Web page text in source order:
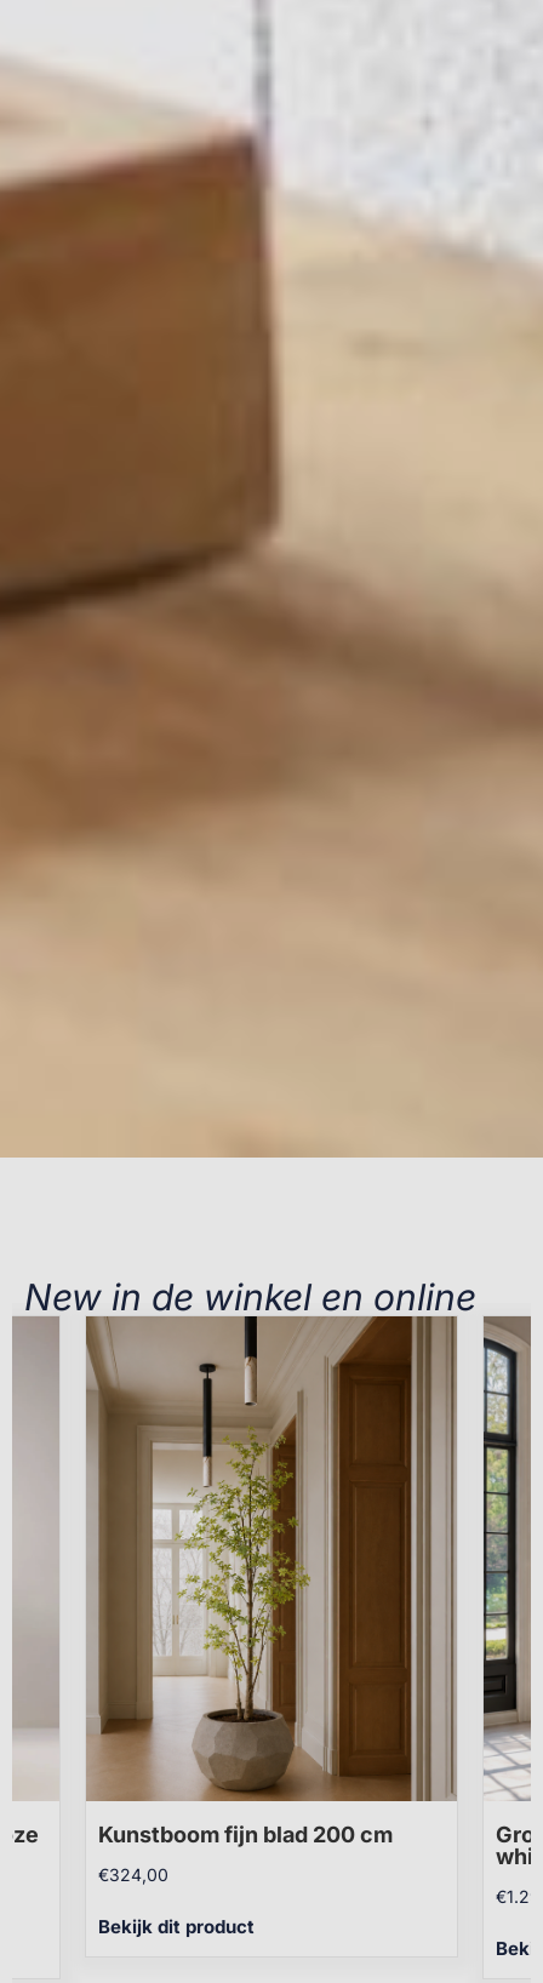
New in de winkel en online
Kunstboom fijn blad 200 cm
€324,00
Bekijk dit product
€